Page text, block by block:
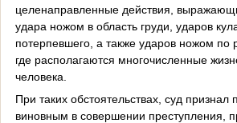
целенаправленные действия,
удара ножом в область груди, ударов
потерпевшего, а также ударов ножом по
где располагаются многочисленные
человека.
При таких обстоятельствах, суд признал
виновным в совершении преступления,